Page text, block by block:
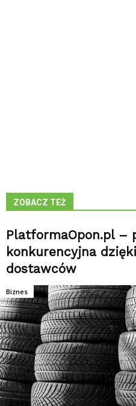
ZOBACZ TEŻ
PlatformaOpon.pl –
konkurencyjna
dostawców
Biznes